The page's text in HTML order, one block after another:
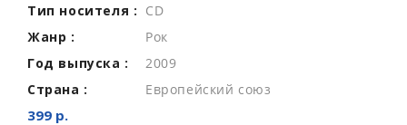
Тип носителя : CD
Жанр :
Рок
Год выпуска :
2009
Страна :
Европейский союз
399 р.